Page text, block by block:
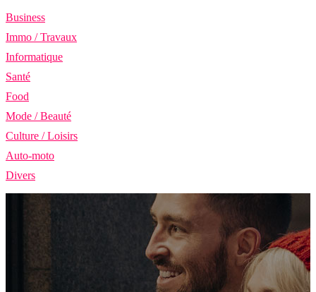
Business
Immo / Travaux
Informatique
Santé
Food
Mode / Beauté
Culture / Loisirs
Auto-moto
Divers